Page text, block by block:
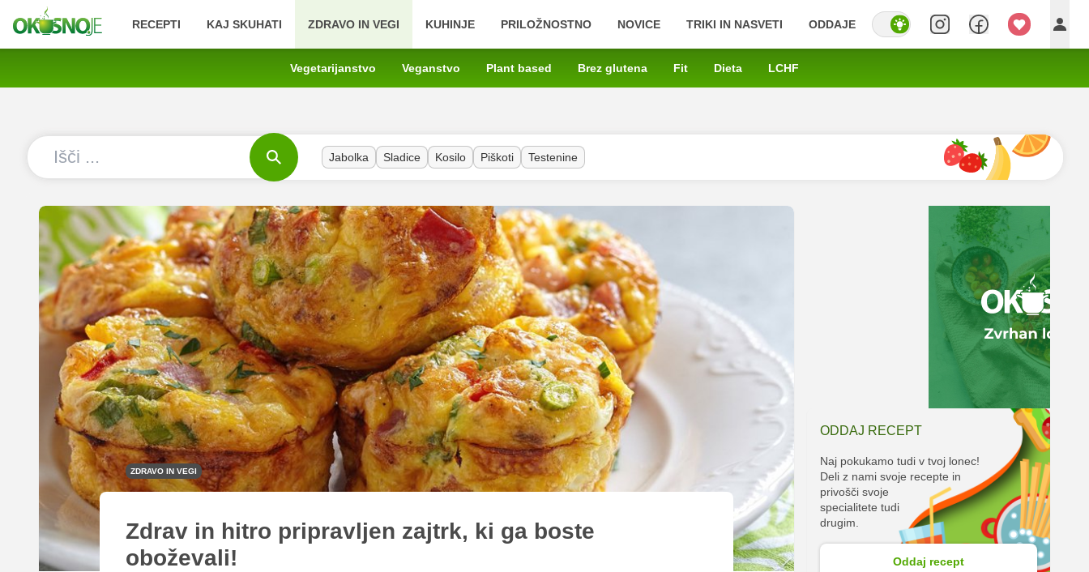
RECEPTI KAJ SKUHATI ZDRAVO IN VEGI KUHINJE PRILOŽNOSTNO NOVICE TRIKI IN NASVETI ODDAJE
Vegetarijanstvo Veganstvo Plant based Brez glutena Fit Dieta LCHF
Jabolka Sladice Kosilo Piškoti Testenine
ZDRAVO IN VEGI
Zdrav in hitro pripravljen zajtrk, ki ga boste
oboževali!
ODDAJ RECEPT
Naj pokukamo tudi v tvoj lonec!
Deli z nami svoje recepte in
privošči svoje
specialitete tudi
drugim.
Oddaj recept